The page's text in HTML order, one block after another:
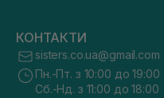
КОНТАКТИ
sisters.co.ua@gmail.com
Пн.-Пт. з 10:00 до 19:00
Сб.-Нд. з 11:00 до 18:00